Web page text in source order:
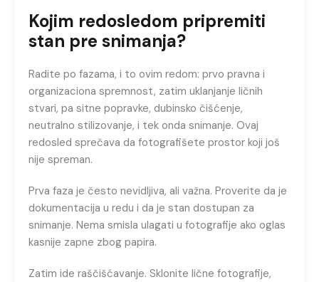
Kojim redosledom pripremiti
stan pre snimanja?
Radite po fazama, i to ovim redom: prvo pravna i
organizaciona spremnost, zatim uklanjanje ličnih
stvari, pa sitne popravke, dubinsko čišćenje,
neutralno stilizovanje, i tek onda snimanje. Ovaj
redosled sprečava da fotografišete prostor koji još
nije spreman.
Prva faza je često nevidljiva, ali važna. Proverite da je
dokumentacija u redu i da je stan dostupan za
snimanje. Nema smisla ulagati u fotografije ako oglas
kasnije zapne zbog papira.
Zatim ide raščišćavanje. Sklonite lične fotografije,